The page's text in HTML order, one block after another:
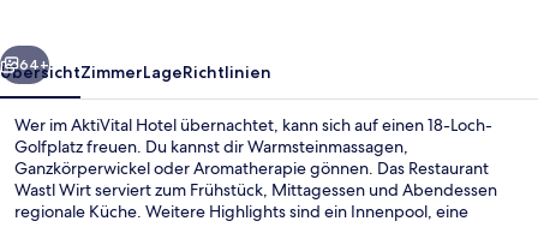
Weiter
64+
ÜbersichtZimmerLageRichtlinien
Wer im AktiVital Hotel übernachtet, kann sich auf einen 18-Loch-
Golfplatz freuen. Du kannst dir Warmsteinmassagen,
Ganzkörperwickel oder Aromatherapie gönnen. Das Restaurant
Wastl Wirt serviert zum Frühstück, Mittagessen und Abendessen
regionale Küche. Weitere Highlights sind ein Innenpool, eine